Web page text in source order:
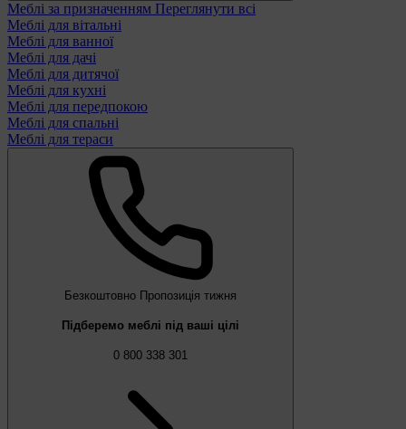
Меблі за призначенням Переглянути всі
Меблі для вітальні
Меблі для ванної
Меблі для дачі
Меблі для дитячої
Меблі для кухні
Меблі для передпокою
Меблі для спальні
Меблі для тераси
Безкоштовно Пропозиція тижня
Підберемо меблі під ваші цілі
0 800 338 301